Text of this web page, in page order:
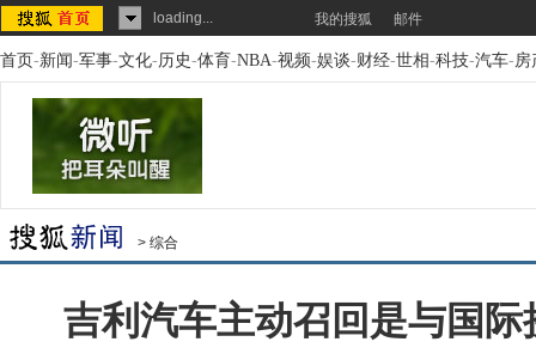
loading... 我的搜狐 邮件
首页-新闻-军事-文化-历史-体育-NBA-视频-娱谈-财经-世相-科技-汽车-房
> 综合
吉利汽车主动召回是与国际